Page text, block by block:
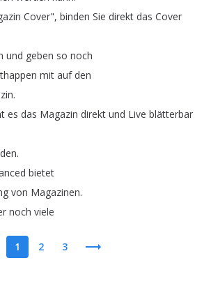
Cover", binden Sie direkt das Cover
und geben so noch
mit auf den
.
es das Magazin direkt und Live blätterbar
.
bietet
von Magazinen.
noch viele
1 2 3